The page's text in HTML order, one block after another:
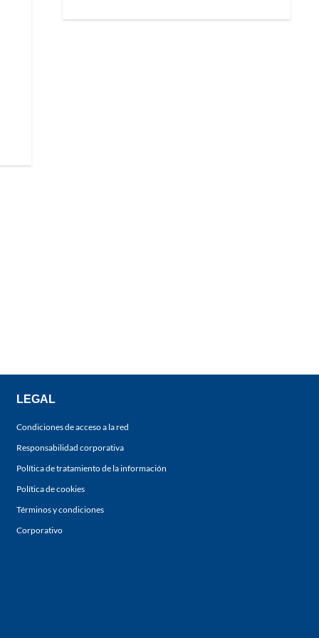
LEGAL
Condiciones de acceso a la red
Responsabilidad corporativa
Política de tratamiento de la información
Política de cookies
Términos y condiciones
Corporativo